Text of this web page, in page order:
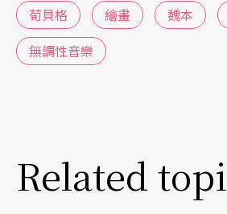
家包括在奧地利被稱為「維也納
Secession）的著名畫家克林姆（
一九○一至○八年間，來自法國
n-Auguste Hervé）在巴黎「獨
荀貝格
繪畫 魏本
無調性音樂
Related